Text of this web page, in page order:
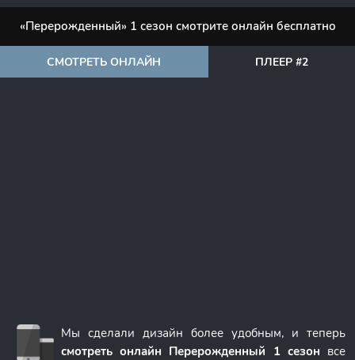
«Перерожденный» 1 сезон смотрите онлайн бесплатно
СМОТРЕТЬ ОНЛАЙН ПЛЕЕР #2
Мы сделали дизайн более удобным, и теперь
смотреть онлайн Перерожденный 1 сезон все